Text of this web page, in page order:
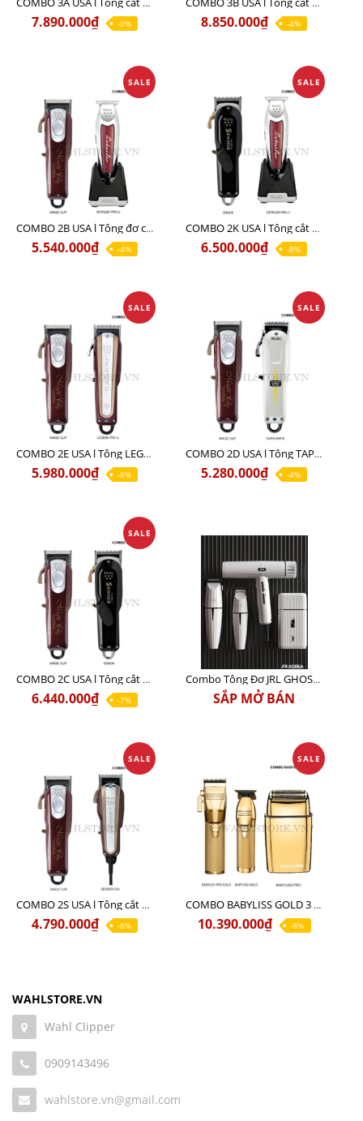
COMBO 3A USA l Tông cắt MAGIC + Tông viền DETAILER PRO LI + Cạo khô FINALE
7.890.000₫ -0%
COMBO 3B USA l Tông cắt SENIOR + Tông viền DETAILER PRO LI + Cạo khô FINALE
8.850.000₫ -4%
SALE
COMBO 2B USA l Tông đơ cắt Magic clip Red + Tông đơ viền Detailer Pro Li
5.540.000₫ -4%
SALE
COMBO 2K USA l Tông cắt SENIOR +Tông viền DETAILER PRO LI
6.500.000₫ -8%
SALE
COMBO 2E USA l Tông LEGEND PRO LI + Tông MAGIC CLIP
5.980.000₫ -8%
SALE
COMBO 2D USA l Tông TAPER WHITE + Tông MAGIC CLIP
5.280.000₫ -4%
SALE
COMBO 2C USA l Tông cắt Senior + Tông cắt Magic clip
6.440.000₫ -7%
Combo Tông Đơ JRL GHOST 3 Limited Edition Chính Hãng USA
SẮP MỞ BÁN
SALE
COMBO 2S USA l Tông cắt LEGEND USA CÓ DÂY 220V + Tông pin MAGIC CLIP
4.790.000₫ -8%
SALE
COMBO BABYLISS GOLD 3 cao cấp chính hãng
10.390.000₫ -8%
WAHLSTORE.VN
Wahl Clipper
0909143496
wahlstore.vn@gmail.com